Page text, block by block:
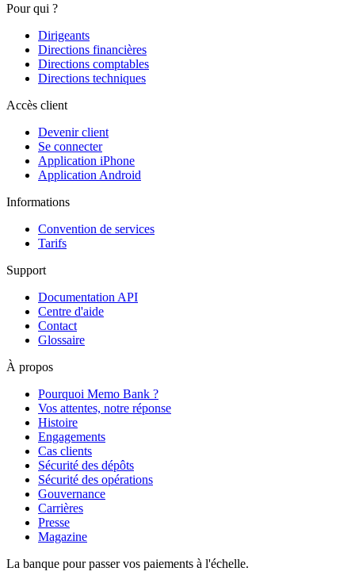
Pour qui ?
Dirigeants
Directions financières
Directions comptables
Directions techniques
Accès client
Devenir client
Se connecter
Application iPhone
Application Android
Informations
Convention de services
Tarifs
Support
Documentation API
Centre d'aide
Contact
Glossaire
À propos
Pourquoi Memo Bank ?
Vos attentes, notre réponse
Histoire
Engagements
Cas clients
Sécurité des dépôts
Sécurité des opérations
Gouvernance
Carrières
Presse
Magazine
La banque pour passer vos paiements à l'échelle.